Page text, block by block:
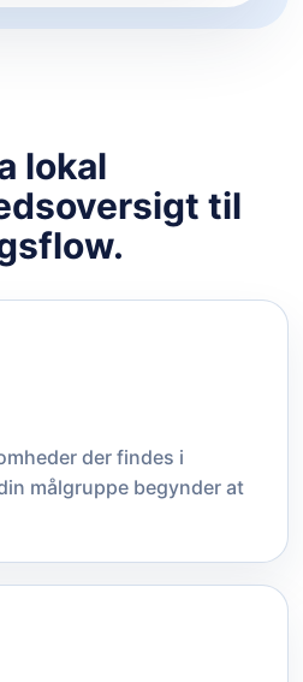
lokal
til
der findes i
målgruppe begynder at